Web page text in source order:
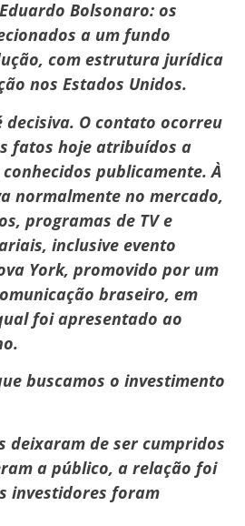
Bolsonaro: os
a um fundo
com estrutura jurídica
nos Estados Unidos.
decisiva. O contato ocorreu
fatos hoje atribuídos a
publicamente. À
normalmente no mercado,
programas de TV e
inclusive evento
York, promovido por um
braseiro, em
foi apresentado ao
buscamos o investimento
deixaram de ser cumpridos
a público, a relação foi
investidores foram